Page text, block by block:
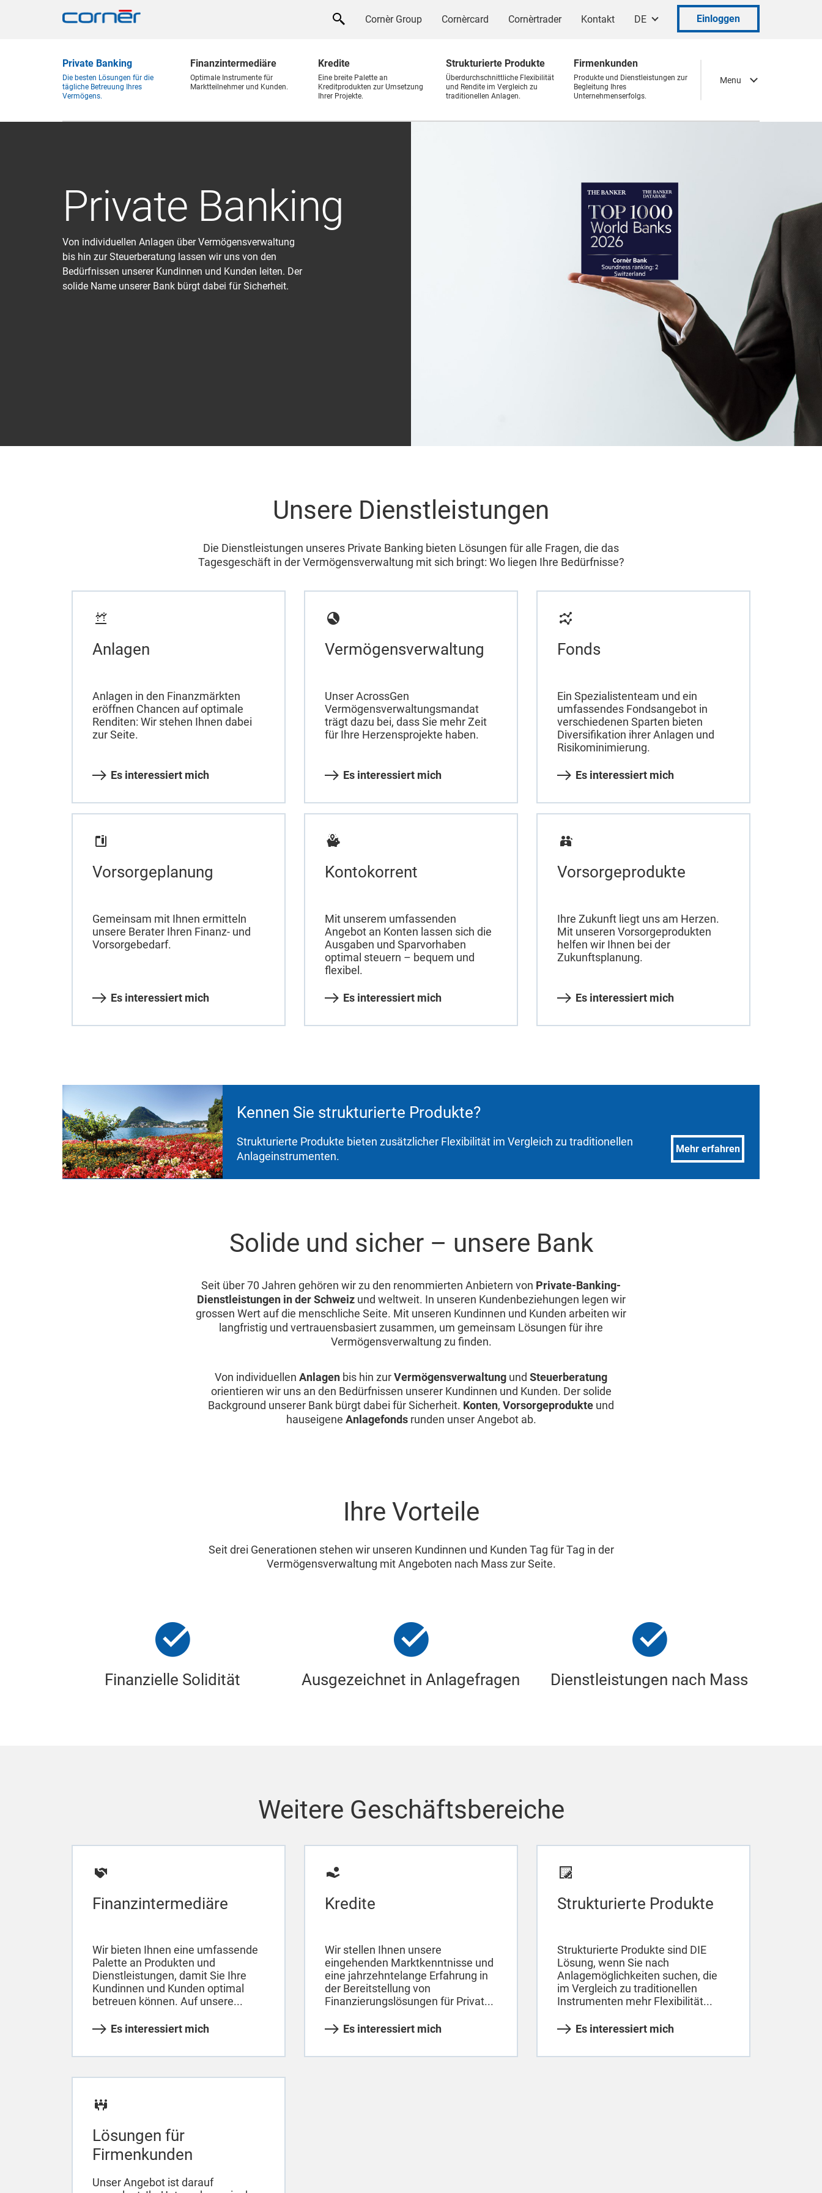
Cornèr Group Cornèrcard Cornèrtrader Kontakt DE Einloggen
Menu
Private Banking
Die besten Lösungen für die
tägliche Betreuung Ihres
Vermögens.
Finanzintermediäre
Optimale Instrumente für
Marktteilnehmer und Kunden.
Kredite
Eine breite Palette an
Kreditprodukten zur Umsetzung
Ihrer Projekte.
Strukturierte Produkte
Überdurchschnittliche Flexibilität
und Rendite im Vergleich zu
traditionellen Anlagen.
Firmenkunden
Produkte und Dienstleistungen zur
Begleitung Ihres
Unternehmenserfolgs.
Private Banking
Von individuellen Anlagen über Vermögensverwaltung
bis hin zur Steuerberatung lassen wir uns von den
Bedürfnissen unserer Kundinnen und Kunden leiten. Der
solide Name unserer Bank bürgt dabei für Sicherheit.
Unsere Dienstleistungen
Die Dienstleistungen unseres Private Banking bieten Lösungen für alle Fragen, die das
Tagesgeschäft in der Vermögensverwaltung mit sich bringt: Wo liegen Ihre Bedürfnisse?
Anlagen
Anlagen in den Finanzmärkten
eröffnen Chancen auf optimale
Renditen: Wir stehen Ihnen dabei
zur Seite.
Es interessiert mich
Vermögensverwaltung
Unser AcrossGen
Vermögensverwaltungsmandat
trägt dazu bei, dass Sie mehr Zeit
für Ihre Herzensprojekte haben.
Es interessiert mich
Fonds
Ein Spezialistenteam und ein
umfassendes Fondsangebot in
verschiedenen Sparten bieten
Diversifikation ihrer Anlagen und
Risikominimierung.
Es interessiert mich
Vorsorgeplanung
Gemeinsam mit Ihnen ermitteln
unsere Berater Ihren Finanz- und
Vorsorgebedarf.
Es interessiert mich
Kontokorrent
Mit unserem umfassenden
Angebot an Konten lassen sich die
Ausgaben und Sparvorhaben
optimal steuern – bequem und
flexibel.
Es interessiert mich
Vorsorgeprodukte
Ihre Zukunft liegt uns am Herzen.
Mit unseren Vorsorgeprodukten
helfen wir Ihnen bei der
Zukunftsplanung.
Es interessiert mich
Kennen Sie strukturierte Produkte?
Strukturierte Produkte bieten zusätzlicher Flexibilität im Vergleich zu traditionellen
Anlageinstrumenten.
Mehr erfahren
Solide und sicher – unsere Bank
Seit über 70 Jahren gehören wir zu den renommierten Anbietern von Private-Banking-
Dienstleistungen in der Schweizund weltweit. In unseren Kundenbeziehungen legen wir
grossen Wert auf die menschliche Seite. Mit unseren Kundinnen und Kunden arbeiten wir
langfristig und vertrauensbasiert zusammen, um gemeinsam Lösungen für ihre
Vermögensverwaltung zu finden.
Von individuellen Anlagen bis hin zurVermögensverwaltung und Steuerberatung
orientieren wir uns an den Bedürfnissen unserer Kundinnen und Kunden. Der solide
Background unserer Bank bürgt dabei für Sicherheit. Konten, Vorsorgeprodukte und
hauseigene Anlagefondsrunden unser Angebot ab.
Ihre Vorteile
Seit drei Generationen stehen wir unseren Kundinnen und Kunden Tag für Tag in der
Vermögensverwaltung mit Angeboten nach Mass zur Seite.
Finanzielle Solidität Ausgezeichnet in Anlagefragen Dienstleistungen nach Mass
Weitere Geschäftsbereiche
Finanzintermediäre
Wir bieten Ihnen eine umfassende
Palette an Produkten und
Dienstleistungen, damit Sie Ihre
Kundinnen und Kunden optimal
betreuen können. Auf unsere...
Es interessiert mich
Kredite
Wir stellen Ihnen unsere
eingehenden Marktkenntnisse und
eine jahrzehntelange Erfahrung in
der Bereitstellung von
Finanzierungslösungen für Privat...
Es interessiert mich
Strukturierte Produkte
Strukturierte Produkte sind DIE
Lösung, wenn Sie nach
Anlagemöglichkeiten suchen, die
im Vergleich zu traditionellen
Instrumenten mehr Flexibilität...
Es interessiert mich
Lösungen für
Firmenkunden
Unser Angebot ist darauf